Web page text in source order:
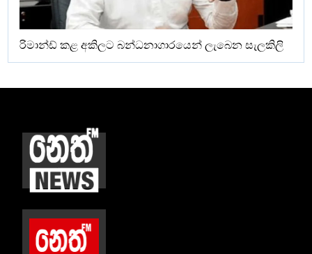
රිමාන්ඩ් කළ අකිලට බන්ධනාගාරයෙන් ලැබෙන සැලකිලි